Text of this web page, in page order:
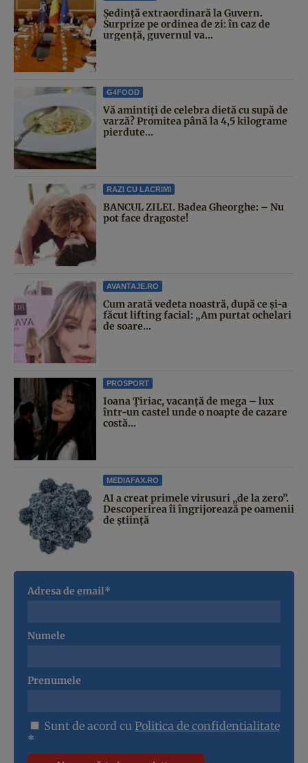
Şedinţă extraordinară la Guvern.
Surprize pe ordinea de zi: în caz de
urgență, guvernul va...
G4FOOD
Vă amintiți de celebra dietă cu supă de
varză? Promitea până la 4,5 kilograme
pierdute...
RAZI CU LACRIMI
BANCUL ZILEI. Badea Gheorghe: – Nu
pot face dragoste!
AVANTAJE.RO
Cum arată vedeta noastră, după ce și-a
făcut lifting facial: „Am purtat ochelari
de soare...
PROSPORT
Ioana Țiriac, vacanță de mega – lux
într-un castel unde o noapte de cazare
costă...
MEDIAFAX.RO
AI a creat primele virusuri „de la zero”.
Descoperirea îi îngrijorează pe oamenii
de știință
Adresa de email*
Numele
Prenumele
Sunt de acord cu Politica de confidentialitate
*